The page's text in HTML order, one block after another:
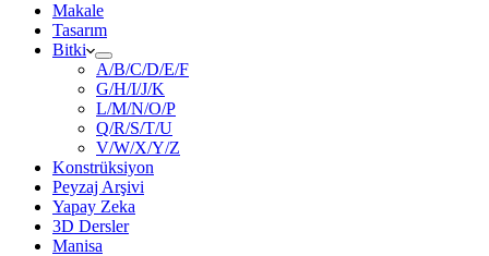
Makale
Tasarım
Bitki
A/B/C/D/E/F
G/H/I/J/K
L/M/N/O/P
Q/R/S/T/U
V/W/X/Y/Z
Konstrüksiyon
Peyzaj Arşivi
Yapay Zeka
3D Dersler
Manisa